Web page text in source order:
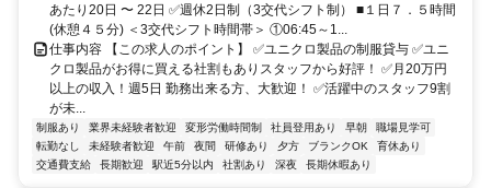
あたり20日 〜 22日 ✅週休2日制（3交代シフト制） ■１日７．５時間
(休憩４５分) ＜3交代シフト時間帯＞ ①06:45～1...
仕事内容 【この求人のポイント】 ✅ユニクロ製品の制服貸与 ✅ユニ
クロ製品がお得に買える社割もありスタッフから好評！ ✅月20万円
以上の収入！週5日 勤務出来る方、大歓迎！ ✅活躍中のスタッフ9割
が未...
制服あり 業界未経験者歓迎 変形労働時間制 社員登用あり 早朝
職場見学可
転勤なし
未経験者歓迎 午前 夜間 研修あり 夕方 ブランクOK
育休あり
交通費支給
長期歓迎 駅近5分以内 社割あり 深夜 長期休暇あり